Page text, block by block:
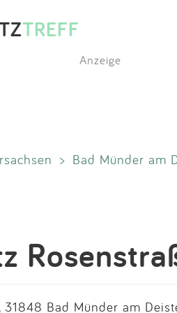
TREFF
Anzeige
> Bad Münder am
31848 Bad Münder am